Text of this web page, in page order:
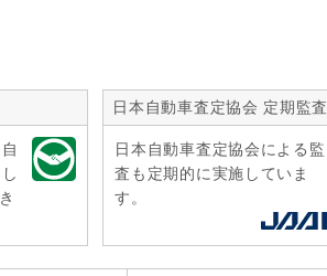
日本自動車査定協会 定期監査
日本自動車査定協会による監
査も定期的に実施していま
す。